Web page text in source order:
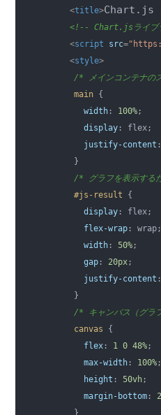
<title>Chart.js
<!-- Chart.jsライブ
<script src=
<style>
/* メインコンテナの
main {
width: 100%;
display: flex;
justify-content
      }
/* グラフを表示する
#js-result {
display: flex;
flex-wrap: wrap;
width: 50%;
gap: 20px;
justify-content
      }
/* キャンバス（グラ
canvas {
flex: 1 0 48%;
max-width: 100%;
height : 50vh;
margin-bottom: